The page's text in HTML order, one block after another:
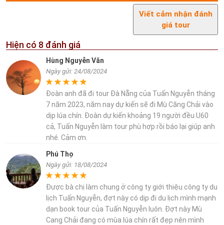
Viết cảm nhận đánh
giá tour
Hiện có 8 đánh giá
Hùng Nguyễn Văn
Ngày gửi: 24/08/2024
Đoàn anh đã đi tour Đà Nẵng của Tuấn Nguyễn tháng
7 năm 2023, năm nay dự kiến sẽ đi Mù Căng Chải vào
dịp lúa chín. Đoàn dự kiến khoảng 19 người đều U60
cả, Tuấn Nguyễn làm tour phù hợp rồi báo lại giúp anh
nhé. Cảm ơn.
Phú Thọ
Ngày gửi: 18/08/2024
Được bà chị làm chung ở công ty giới thiệu công ty du
lịch Tuấn Nguyễn, đợt này có dịp đi du lịch mình mạnh
dạn book tour của Tuấn Nguyễn luôn. Đợt này Mù
Cang Chải đang có mùa lúa chín rất đẹp nên mình